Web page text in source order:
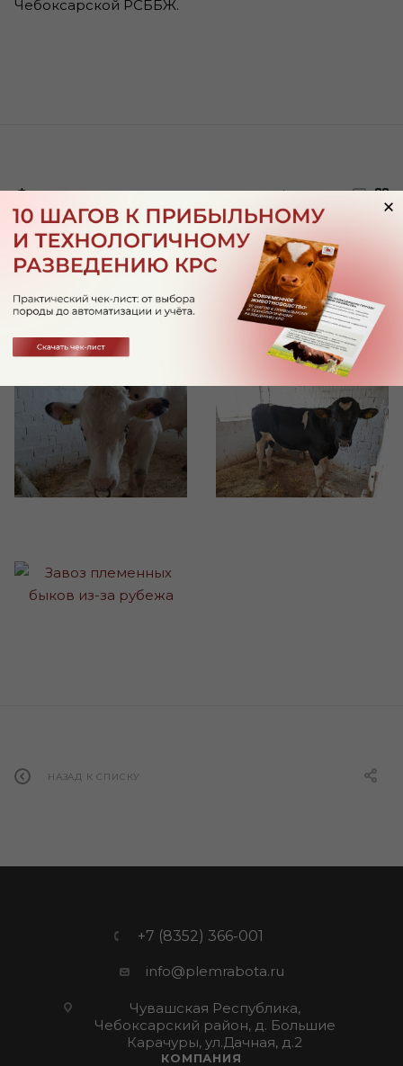
Чебоксарской РСББЖ.
Фотогалерея 5фото —
НАЗАД К СПИСКУ
+7 (8352) 366-001
info@plemrabota.ru
Чувашская Республика,
Чебоксарский район, д. Большие
Карачуры, ул.Дачная, д.2
КОМПАНИЯ
×